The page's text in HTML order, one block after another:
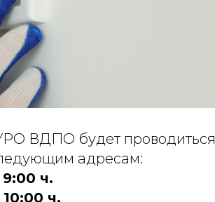
ВДПО будет проводиться
адресам:
ч.
ч.